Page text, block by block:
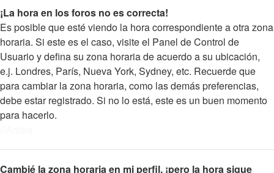
¡La hora en los foros no es correcta!
Es posible que esté viendo la hora correspondiente a otra zona
horaria. Si este es el caso, visite el Panel de Control de
Usuario y defina su zona horaria de acuerdo a su ubicación,
e.j. Londres, París, Nueva York, Sydney, etc. Recuerde que
para cambiar la zona horaria, como las demás preferencias,
debe estar registrado. Si no lo está, este es un buen momento
para hacerlo.
Cambié la zona horaria en mi perfil, ¡pero la hora sigue